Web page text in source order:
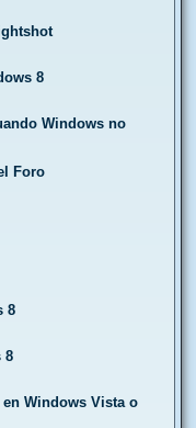
8
Windows no
Foro
8
8
Windows Vista o